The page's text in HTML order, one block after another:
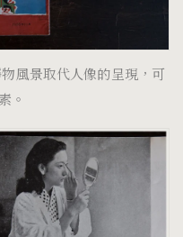
風景取代人像的呈現，可
。